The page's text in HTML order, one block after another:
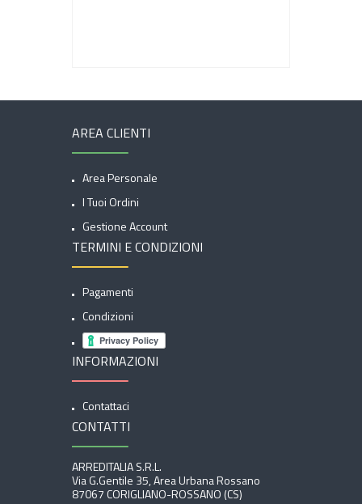
AREA CLIENTI
Area Personale
I Tuoi Ordini
Gestione Account
TERMINI E CONDIZIONI
Pagamenti
Condizioni
INFORMAZIONI
Contattaci
CONTATTI
ARREDITALIA S.r.l.
Via G.Gentile 35, Area Urbana Rossano
87067 CORIGLIANO-ROSSANO (CS)